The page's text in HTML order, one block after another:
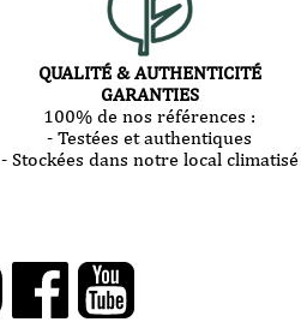
QUALITÉ & AUTHENTICITÉ
GARANTIES
100% de nos références :
- Testées et authentiques
- Stockées dans notre local climatisé